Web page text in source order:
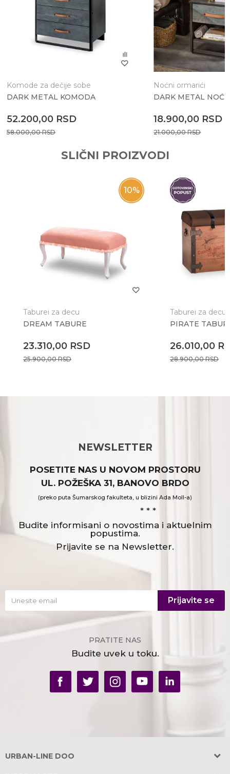
Anti-spam zaštita - izračunajte koliko je 4 + 1 :
Komode za dečije sobe
DARK METAL KOMODA
52.200,00 RSD
58.000,00RSD
Noćni ormarići
DARK METAL
18.900,00 RSD
21.000,00RSD
SLIČNI PROIZVODI
10%
Taburei za decu
DREAM TABURE
23.310,00 RSD
25.900,00RSD
Taburei za decu
PIRATE
26.010,00
28.900,00RSD
NEWSLETTER
POSETITE NAS U NOVOM PROSTORU
UL. POŽEŠKA 31, BANOVO BRDO
(preko puta Šumarskog fakulteta, u blizini Ada Moll-a)
* * *
Budite informisani o novostima i aktuelnim
popustima.
Prijavite se na Newsletter.
Prijavite se
PRATITE NAS
Budite uvek u toku.
URBAN-LINE DOO